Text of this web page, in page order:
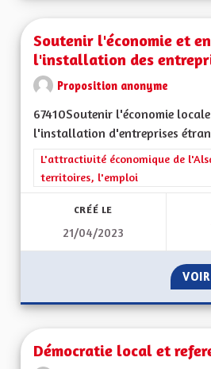
Soutenir l'économie et
l'installation des
Proposition anonyme
67410Soutenir l'économie
l'installation d'entreprises
Filtrer les résultats de la
L'attractivité économique de
territoires, l'emploi
CRÉÉ LE
21/04/2023
Démocratie local et